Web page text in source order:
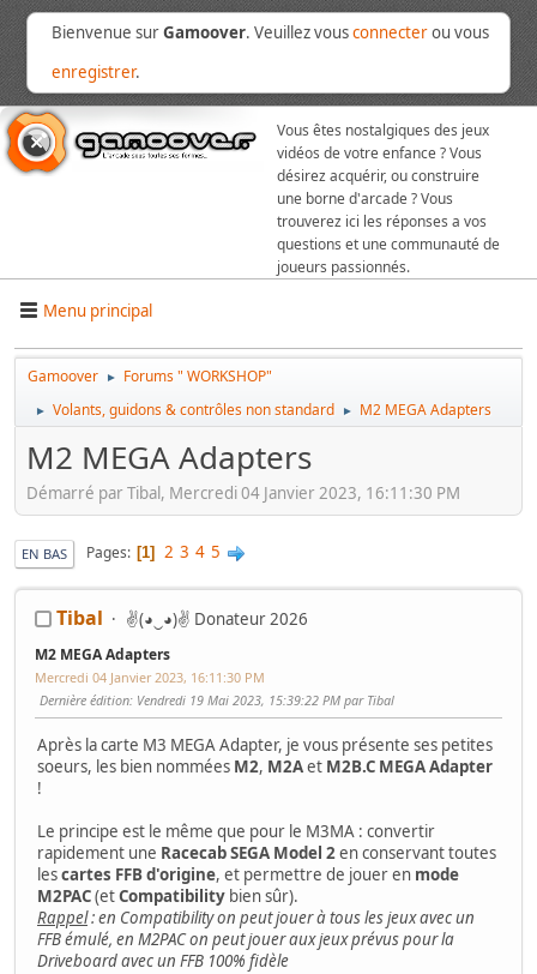
Bienvenue surGamoover. Veuillez vousconnecterou vous
enregistrer.
Vous êtes nostalgiques des jeux
vidéos de votre enfance ? Vous
désirez acquérir, ou construire
une borne d'arcade ? Vous
trouverez ici les réponses a vos
questions et une communauté de
joueurs passionnés.
Menu principal
Gamoover ► Forums " WORKSHOP"
► Volants, guidons & contrôles non standard ► M2 MEGA Adapters
M2 MEGA Adapters
Démarré par Tibal, Mercredi 04 Janvier 2023, 16:11:30 PM
EN BAS Pages 1 2 3 4 5
Tibal ✌(◕‿◕)✌ Donateur 2026
M2 MEGA Adapters
Mercredi 04 Janvier 2023, 16:11:30 PM
Dernière édition: Vendredi 19 Mai 2023, 15:39:22 PM par Tibal
Après la carte M3 MEGA Adapter, je vous présente ses petites
soeurs, les bien nommées M2, M2Aet M2B.C MEGA Adapter
!
Le principe est le même que pour le M3MA : convertir
rapidement une Racecab SEGA Model 2en conservant toutes
lescartes FFB d'origine, et permettre de jouer en mode
M2PAC(etCompatibility bien sûr).
Rappel: en Compatibility on peut jouer à tous les jeux avec un
FFB émulé, en M2PAC on peut jouer aux jeux prévus pour la
Driveboard avec un FFB 100% fidèle